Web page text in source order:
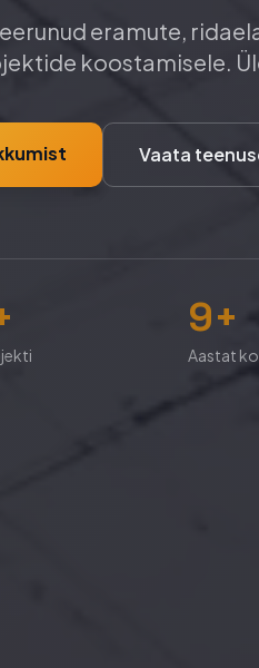
eramute,
koostamisele.
Vaata
9+
Aastat